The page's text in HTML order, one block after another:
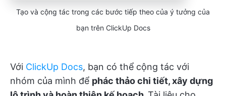
Tạo và cộng tác trong các bước tiếp theo của ý tưởng của
bạn trên ClickUp Docs
Với ClickUp Docs, bạn có thể cộng tác với
nhóm của mình để phác thảo chi tiết, xây dựng